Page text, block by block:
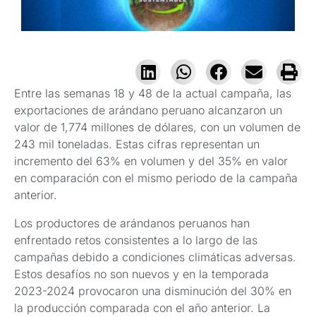
Entre las semanas 18 y 48 de la actual campaña, las
exportaciones de arándano peruano alcanzaron un
valor de 1,774 millones de dólares, con un volumen de
243 mil toneladas. Estas cifras representan un
incremento del 63% en volumen y del 35% en valor
en comparación con el mismo periodo de la campaña
anterior.
Los productores de arándanos peruanos han
enfrentado retos consistentes a lo largo de las
campañas debido a condiciones climáticas adversas.
Estos desafíos no son nuevos y en la temporada
2023-2024 provocaron una disminución del 30% en
la producción comparada con el año anterior. La